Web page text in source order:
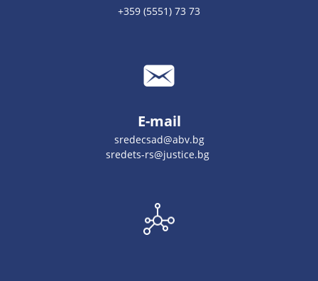
+359 (5551) 73 73
E-mail
sredecsad@abv.bg
sredets-rs@justice.bg